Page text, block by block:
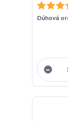
Dúhová